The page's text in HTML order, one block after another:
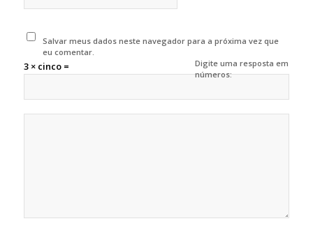
Salvar meus dados neste navegador para a próxima vez que
eu comentar.
Digite uma resposta em
números:
3 × cinco =